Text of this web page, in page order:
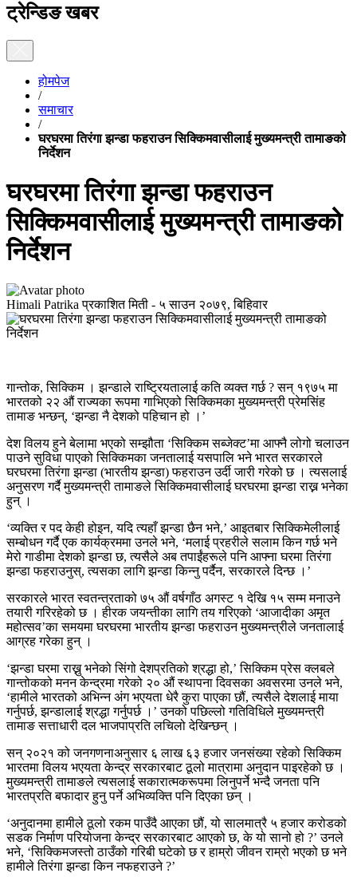
ट्रेन्डिङ खबर
होमपेज
/
समाचार
/
घरघरमा तिरंगा झन्डा फहराउन सिक्किमवासीलाई मुख्यमन्त्री तामाङको
निर्देशन
घरघरमा तिरंगा झन्डा फहराउन
सिक्किमवासीलाई मुख्यमन्त्री तामाङको
निर्देशन
Himali Patrika प्रकाशित मिती - ५ साउन २०७९, बिहिवार
गान्तोक, सिक्किम । झन्डाले राष्ट्रियतालाई कति व्यक्त गर्छ ? सन् १९७५ मा
भारतको २२ औं राज्यका रूपमा गाभिएको सिक्किमका मुख्यमन्त्री प्रेमसिंह
तामाङ भन्छन्, ‘झन्डा नै देशको पहिचान हो ।’
देश विलय हुने बेलामा भएको सम्झौता ‘सिक्किम सब्जेक्ट’मा आफ्नै लोगो चलाउन
पाउने सुविधा पाएको सिक्किमका जनतालाई यसपालि भने भारत सरकारले
घरघरमा तिरंगा झन्डा (भारतीय झन्डा) फहराउन उर्दी जारी गरेको छ । त्यसलाई
अनुसरण गर्दै मुख्यमन्त्री तामाङले सिक्किमवासीलाई घरघरमा झन्डा राख्न भनेका
हुन् ।
‘व्यक्ति र पद केही होइन, यदि त्यहाँ झन्डा छैन भने,’ आइतबार सिक्किमेलीलाई
सम्बोधन गर्दै एक कार्यक्रममा उनले भने, ‘मलाई प्रहरीले सलाम किन गर्छ भने
मेरो गाडीमा देशको झन्डा छ, त्यसैले अब तपाईंहरूले पनि आफ्ना घरमा तिरंगा
झन्डा फहराउनुस्, त्यसका लागि झन्डा किन्नु पर्दैन, सरकारले दिन्छ ।’
सरकारले भारत स्वतन्त्रताको ७५ औं वर्षगाँठ अगस्ट १ देखि १५ सम्म मनाउने
तयारी गरिरहेको छ । हीरक जयन्तीका लागि तय गरिएको ‘आजादीका अमृत
महोत्सव’का समयमा घरघरमा भारतीय झन्डा फहराउन मुख्यमन्त्रीले जनतालाई
आग्रह गरेका हुन् ।
‘झन्डा घरमा राख्नु भनेको सिंगो देशप्रतिको श्रद्धा हो,’ सिक्किम प्रेस क्लबले
गान्तोकको मनन केन्द्रमा गरेको २० औं स्थापना दिवसका अवसरमा उनले भने,
‘हामीले भारतको अभिन्न अंग भएयता धेरै कुरा पाएका छौं, त्यसैले देशलाई माया
गर्नुपर्छ, झन्डालाई श्रद्धा गर्नुपर्छ ।’ उनको पछिल्लो गतिविधिले मुख्यमन्त्री
तामाङ सत्ताधारी दल भाजपाप्रति लचिलो देखिन्छन् ।
सन् २०२१ को जनगणनाअनुसार ६ लाख ६३ हजार जनसंख्या रहेको सिक्किम
भारतमा विलय भएयता केन्द्र सरकारबाट ठूलो मात्रामा अनुदान पाइरहेको छ ।
मुख्यमन्त्री तामाङले त्यसलाई सकारात्मकरूपमा लिनुपर्ने भन्दै जनता पनि
भारतप्रति बफादार हुनु पर्ने अभिव्यक्ति पनि दिएका छन् ।
‘अनुदानमा हामीले ठूलो रकम पाउँदै आएका छौं, यो सालमात्रै ५ हजार करोडको
सडक निर्माण परियोजना केन्द्र सरकारबाट आएको छ, के यो सानो हो ?’ उनले
भने, ‘सिक्किमजस्तो ठाउँको गरिबी घटेको छ र हाम्रो जीवन राम्रो भएको छ भने
हामीले तिरंगा झन्डा किन नफहराउने ?’